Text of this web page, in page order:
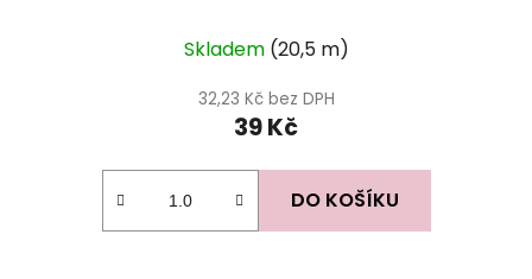
Skladem (20,5 m)
32,23 Kč bez DPH
39 Kč
DO KOŠÍKU